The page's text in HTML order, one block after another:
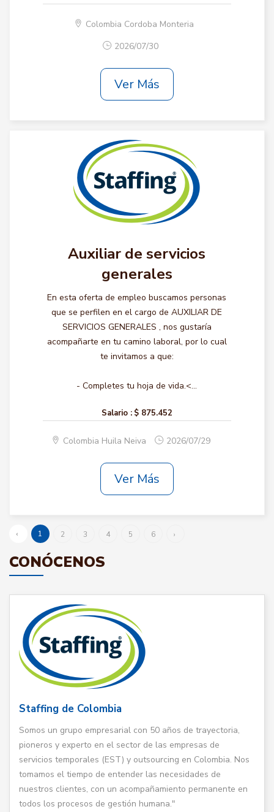
Colombia Cordoba Monteria
2026/07/30
Ver Más
Auxiliar de servicios
generales
En esta oferta de empleo buscamos personas
que se perfilen en el cargo de AUXILIAR DE
SERVICIOS GENERALES , nos gustaría
acompañarte en tu camino laboral, por lo cual
te invitamos a que:
- Completes tu hoja de vida.<...
Salario : $ 875.452
Colombia Huila Neiva 2026/07/29
Ver Más
‹ 1 2 3 4 5 6 ›
CONÓCENOS
Staffing de Colombia
Somos un grupo empresarial con 50 años de trayectoria,
pioneros y experto en el sector de las empresas de
servicios temporales (EST) y outsourcing en Colombia. Nos
tomamos el tiempo de entender las necesidades de
nuestros clientes, con un acompañamiento permanente en
todos los procesos de gestión humana."